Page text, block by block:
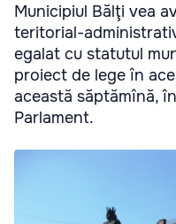
Municipiul Bălţi vea
teritorial-
egalat cu statutul
proiect de lege în
această săptămînă,
Parlament.